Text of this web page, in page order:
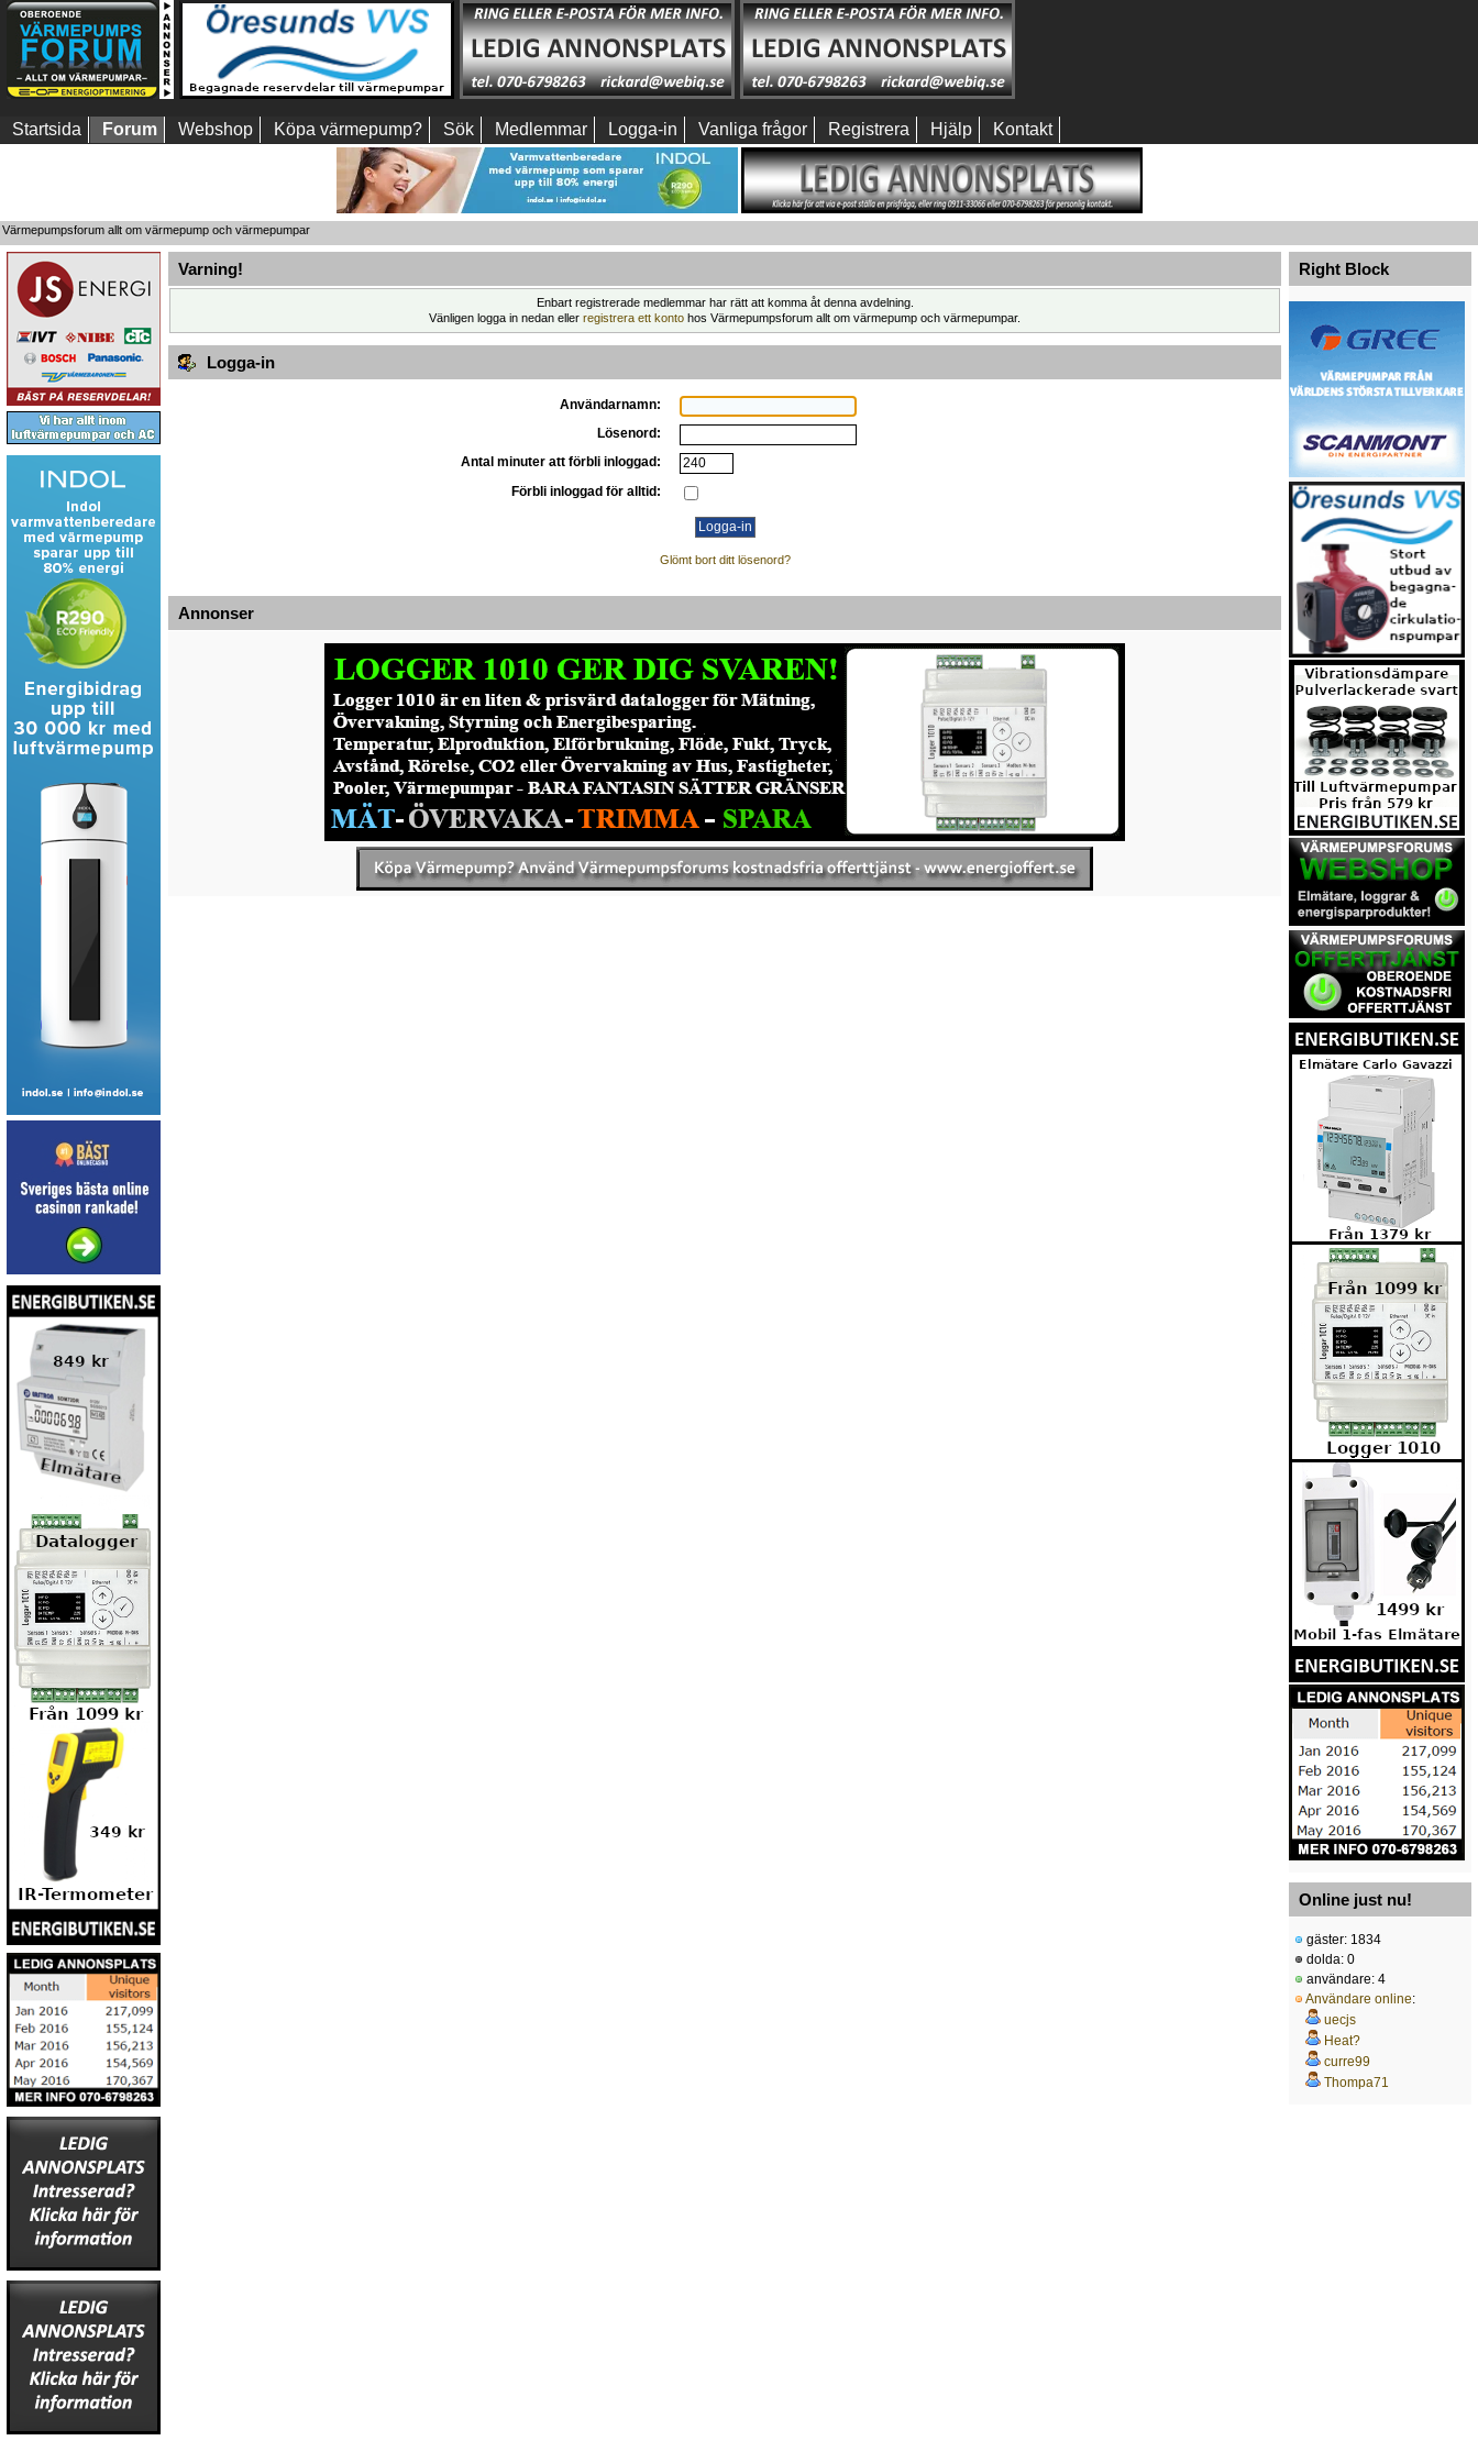
Startsida Forum Webshop Köpa värmepump? Sök Medlemmar Logga-in Vanliga frågor Registrera Hjälp Kontakt
Värmepumpsforum allt om värmepump och värmepumpar
Varning!
Enbart registrerade medlemmar har rätt att komma åt denna avdelning.
Vänligen logga in nedan eller registrera ett konto hos Värmepumpsforum allt om värmepump och värmepumpar.
Logga-in
Användarnamn:
Lösenord:
Antal minuter att förbli inloggad:
Förbli inloggad för alltid:
Glömt bort ditt lösenord?
Annonser
Right Block
Online just nu!
gäster: 1834
dolda: 0
användare: 4
Användare online:
uecjs
Heat?
curre99
Thompa71